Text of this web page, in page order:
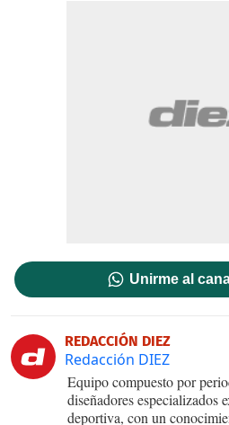
Unirme al
REDACCIÓN DIEZ
Redacción DIEZ
Equipo compuesto por
diseñadores especializados
deportiva, con un